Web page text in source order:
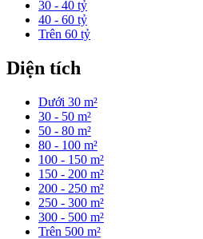
30 - 40 tỷ
40 - 60 tỷ
Trên 60 tỷ
Diện tích
Dưới 30 m²
30 - 50 m²
50 - 80 m²
80 - 100 m²
100 - 150 m²
150 - 200 m²
200 - 250 m²
250 - 300 m²
300 - 500 m²
Trên 500 m²